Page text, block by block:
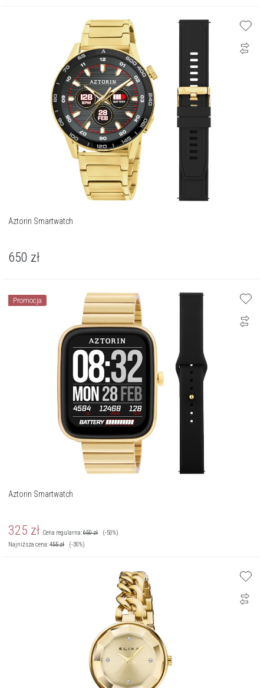
Aztorin Smartwatch
650 zł
Promocja
Aztorin Smartwatch
325 zł Cena regularna:650zł
(-50%)
Najniższa cena:455zł (-30%)